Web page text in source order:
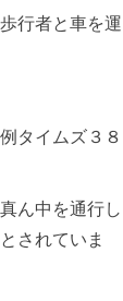
行者と車を運
タイムズ３８
ん中を通行し
されていま